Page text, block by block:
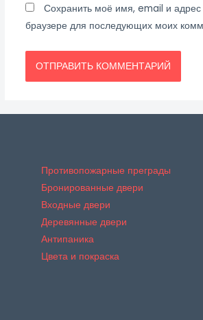
Сохранить моё имя, email и адрес
браузере для последующих моих
Противопожарные преграды
Бронированные двери
Входные двери
Деревянные двери
Антипаника
Цвета и покраска